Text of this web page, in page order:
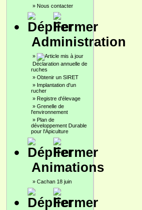
» Nous contacter
Administration
»
Déclaration annuelle de
ruches
» Obtenir un SIRET
» Implantation d'un
rucher
» Registre d'élevage
» Grenelle de
l'environnement
» Plan de
développement Durable
pour l'Apiculture
Animations
» Cachan 18 juin